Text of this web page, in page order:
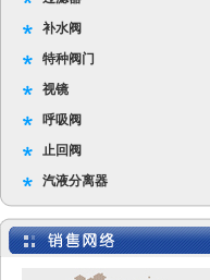
补水阀
特种阀门
视镜
呼吸阀
止回阀
汽液分离器